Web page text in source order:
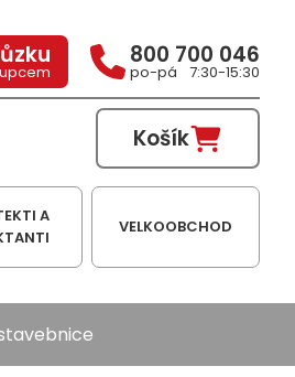
800 700 046
po-pá 7:30-15:30
Košík
A
VELKOOBCHOD